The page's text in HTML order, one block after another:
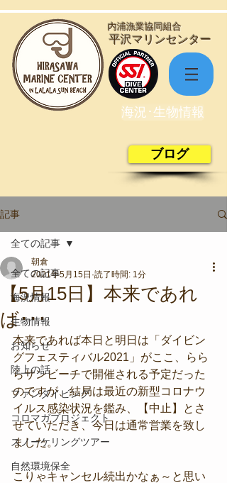
​平沢マリンセンター
​内浦漁業協同組合
海況･生物情報
ブログ
記事
全ての記事
海況情報
生物情報
お知らせ
陸上の話
ファンダイビング
コロマガプロジェクト
スノーケリングツアー
自然環境保全
全ての記事
【5月15日】本来であれ
ば･･･
朝倉
2021年5月15日 読了時間: 1分
本来であれば本日と明日は「ダイビン
グフェスティバル2021」がここ、らら
らサンビーチで開催される予定だった
のですが、結局は最近の新型コロナウ
イルス感染状況を鑑み、【中止】とさ
せていただき、今日は通常営業を致し
ました。
こりゃキャンセル続出かなぁ～と思い